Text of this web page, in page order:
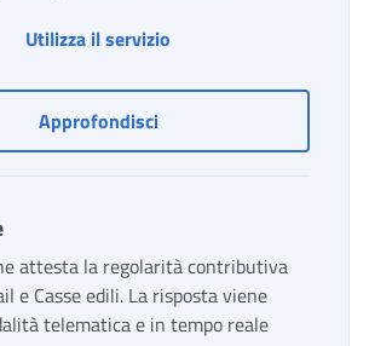
Utilizza il servizio
ApprofondisciComunicazione unità
attesta la regolarità contributiva
e Casse edili. La risposta viene
telematica e in tempo reale